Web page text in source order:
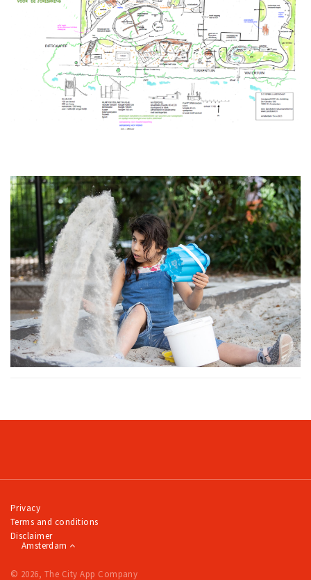
Privacy
Terms and conditions
Disclaimer
Amsterdam
© 2026, The City App Company